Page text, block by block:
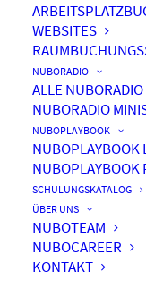
WEBSITES
NUBORADIO
ALLE NUBORADIO
NUBORADIO
NUBOPLAYBOOK
NUBOPLAYBOOK
NUBOPLAYBOOK
SCHULUNGSKATALOG
ÜBER UNS
NUBOTEAM
NUBOCAREER
KONTAKT
#014 –
Planner